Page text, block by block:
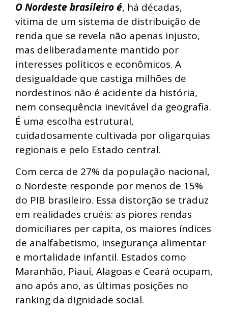
O Nordeste brasileiro é, há décadas,
vítima de um sistema de distribuição de
renda que se revela não apenas injusto,
mas deliberadamente mantido por
interesses políticos e econômicos. A
desigualdade que castiga milhões de
nordestinos não é acidente da história,
nem consequência inevitável da geografia.
É uma escolha estrutural,
cuidadosamente cultivada por oligarquias
regionais e pelo Estado central.
Com cerca de 27% da população nacional,
o Nordeste responde por menos de 15%
do PIB brasileiro. Essa distorção se traduz
em realidades cruéis: as piores rendas
domiciliares per capita, os maiores índices
de analfabetismo, insegurança alimentar
e mortalidade infantil. Estados como
Maranhão, Piauí, Alagoas e Ceará ocupam,
ano após ano, as últimas posições no
ranking da dignidade social.